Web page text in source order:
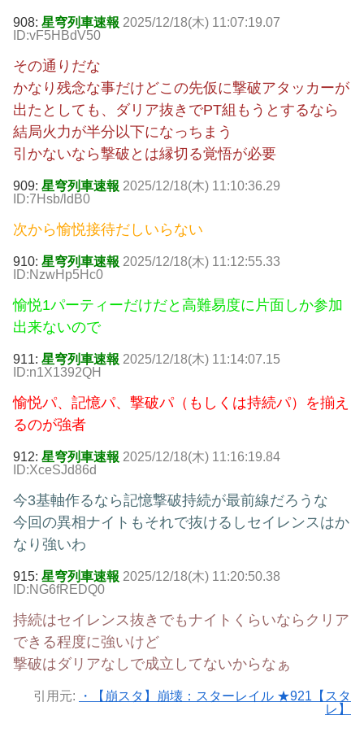
908: 星穹列車速報 2025/12/18(木) 11:07:19.07
ID:vF5HBdV50
その通りだな
かなり残念な事だけどこの先仮に撃破アタッカーが
出たとしても、ダリア抜きでPT組もうとするなら
結局火力が半分以下になっちまう
引かないなら撃破とは縁切る覚悟が必要
909: 星穹列車速報 2025/12/18(木) 11:10:36.29
ID:7Hsb/ldB0
次から愉悦接待だしいらない
910: 星穹列車速報 2025/12/18(木) 11:12:55.33
ID:NzwHp5Hc0
愉悦1パーティーだけだと高難易度に片面しか参加
出来ないので
911: 星穹列車速報 2025/12/18(木) 11:14:07.15
ID:n1X1392QH
愉悦パ、記憶パ、撃破パ（もしくは持続パ）を揃え
るのが強者
912: 星穹列車速報 2025/12/18(木) 11:16:19.84
ID:XceSJd86d
今3基軸作るなら記憶撃破持続が最前線だろうな
今回の異相ナイトもそれで抜けるしセイレンスはか
なり強いわ
915: 星穹列車速報 2025/12/18(木) 11:20:50.38
ID:NG6fREDQ0
持続はセイレンス抜きでもナイトくらいならクリア
できる程度に強いけど
撃破はダリアなしで成立してないからなぁ
引用元:
・【崩スタ】崩壊：スターレイル ★921【スタ
レ】